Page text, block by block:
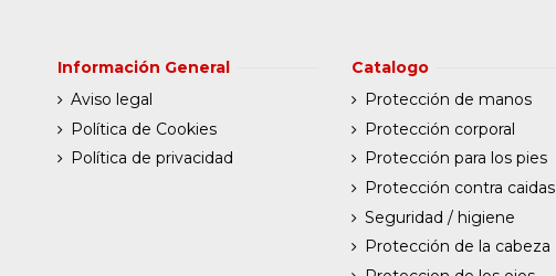
Información General
Aviso legal
Política de Cookies
Política de privacidad
Catalogo
Protección de manos
Protección corporal
Protección para los pies
Protección contra caidas
Seguridad / higiene
Protección de la cabeza